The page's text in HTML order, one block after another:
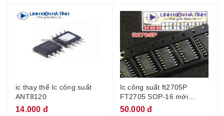
ic thay thế Ic công suất
ANT8120
14.000 đ
Ic công suất ft2705P
FT2705 SOP-16 mới
2x10W
50.000 đ